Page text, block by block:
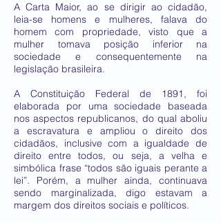
A Carta Maior, ao se dirigir ao cidadão,
leia-se homens e mulheres, falava do
homem com propriedade, visto que a
mulher tomava posição inferior na
sociedade e consequentemente na
legislação brasileira.
A Constituição Federal de 1891, foi
elaborada por uma sociedade baseada
nos aspectos republicanos, do qual aboliu
a escravatura e ampliou o direito dos
cidadãos, inclusive com a igualdade de
direito entre todos, ou seja, a velha e
simbólica frase “todos são iguais perante a
lei”. Porém, a mulher ainda, continuava
sendo marginalizada, digo estavam a
margem dos direitos sociais e políticos.